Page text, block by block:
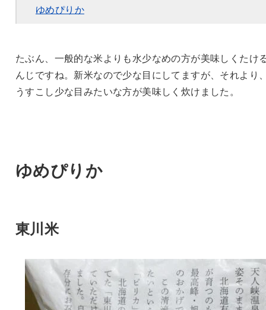
ゆめぴりか
たぶん、一般的な米よりも水少なめの方が美味しくたけ
んじですね。新米なので少な目にしてますが、それより
うすこし少な目みたいな方が美味しく炊けました。
ゆめぴりか
東川米